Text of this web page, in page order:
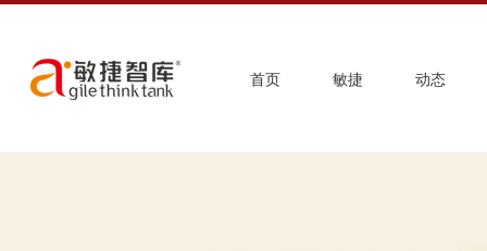
首页 敏捷 动态